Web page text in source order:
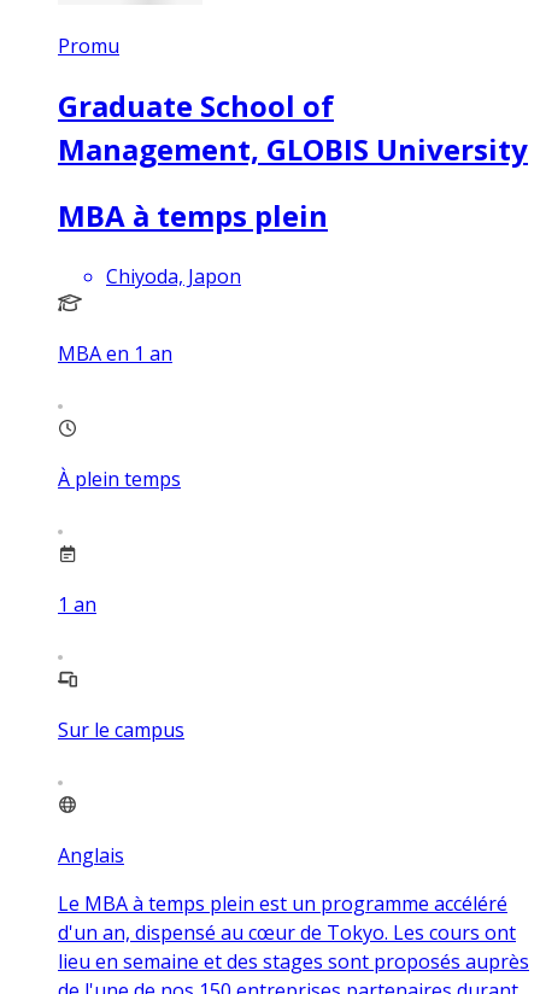
Promu
Graduate School of
Management, GLOBIS University
MBA à temps plein
Chiyoda, Japon
MBA en 1 an
À plein temps
1 an
Sur le campus
Anglais
Le MBA à temps plein est un programme accéléré
d'un an, dispensé au cœur de Tokyo. Les cours ont
lieu en semaine et des stages sont proposés auprès